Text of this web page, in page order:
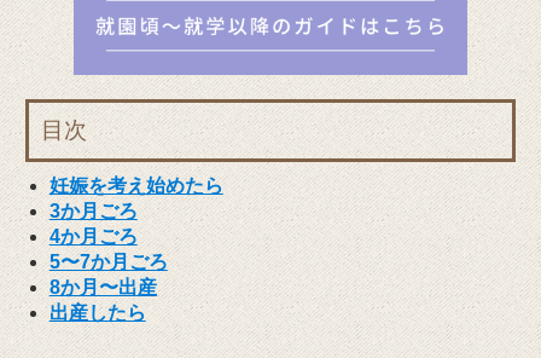
目次
妊娠を考え始めたら
3か月ごろ
4か月ごろ
5〜7か月ごろ
8か月〜出産
出産したら